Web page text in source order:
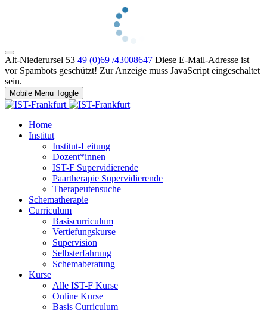
Alt-Niederursel 53 49 (0)69 /43008647 Diese E-Mail-Adresse ist
vor Spambots geschützt! Zur Anzeige muss JavaScript eingeschaltet
sein.
Mobile Menu Toggle
Home
Institut
Institut-Leitung
Dozent*innen
IST-F Supervidierende
Paartherapie Supervidierende
Therapeutensuche
Schematherapie
Curriculum
Basiscurriculum
Vertiefungskurse
Supervision
Selbsterfahrung
Schemaberatung
Kurse
Alle IST-F Kurse
Online Kurse
Basis Curriculum